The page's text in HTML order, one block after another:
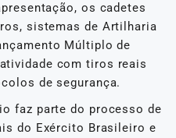
os cadetes
sistemas de Artilharia
Múltiplo de
atividade com tiros reais
de segurança.
faz parte do processo de
do Exército Brasileiro e